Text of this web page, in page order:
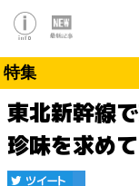
特集
東北新幹線
珍味を求めて